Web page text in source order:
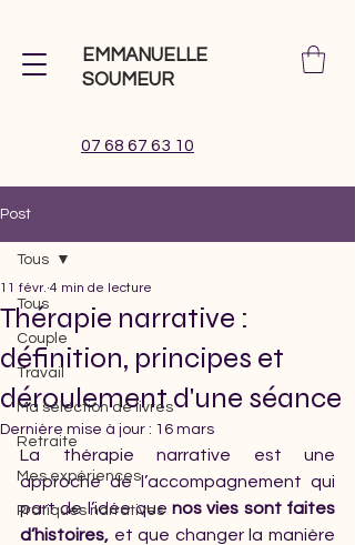
EMMANUELLE
SOUMEUR
07 68 67 63 10
Post
Tous
Couple
Travail
Ma sélection de livres
Retraite
Mes expériences
Pratiques narratives
Tous
Thérapie narrative :
définition, principes et
déroulement d'une séance
11 févr. 4 min de lecture
Dernière mise à jour : 16 mars
La thérapie narrative est une
approche de l’accompagnement qui
part de l’idée que nos vies sont faites
d’histoires, et que changer la manière